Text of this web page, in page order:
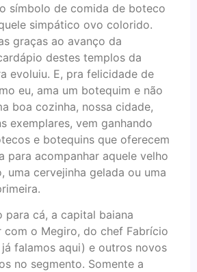
símbolo de comida de boteco
simpático ovo colorido.
graças ao avanço da
destes templos da
evoluiu. E, pra felicidade de
eu, ama um botequim e não
boa cozinha, nossa cidade,
exemplares, vem ganhando
e botequins que oferecem
para acompanhar aquele velho
uma cervejinha gelada ou uma
para cá, a capital baiana
com o Megiro, do chef Fabrício
falamos aqui) e outros novos
no segmento. Somente a